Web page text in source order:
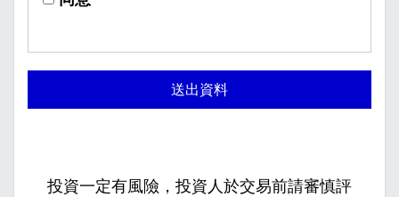
送出資料
投資一定有風險，投資人於交易前請審慎評